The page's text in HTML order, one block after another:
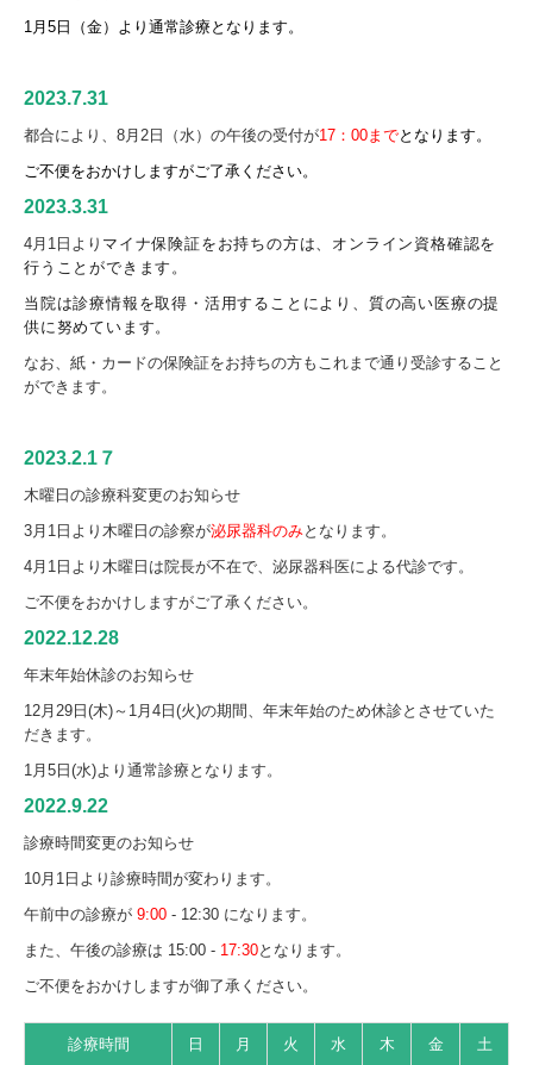
1月5日（金）より通常診療となります。
2023.7.31
都合により、8月2日（水）の午後の受付が17：00までとなります。
ご不便をおかけしますがご了承ください。
2023.3.31
4月1日より マイナ保険証をお持ちの方は、オンライン資格確認を
行うことができます。
当院は診療情報を取得・活用することにより、質の高い医療の提
供に努めています。
なお、紙・カードの保険証をお持ちの方もこれまで通り受診すること
ができます。
2023.2.1７
木曜日の診療科変更のお知らせ
3月1日より木曜日の診察が泌尿器科のみとなります。
4月1日 より木曜日は院長が不在で、泌尿器科医による代診です。
ご不便をおかけしますがご了承ください。
2022.12.28
年末年始休診のお知らせ
12月29日(木)～1月4日(火)の期間、年末年始のため休診とさせていた
だきます。
1月5日(水)より通常診療となります。
2022.9.22
診療時間変更のお知らせ
10月1日より診療時間が変わります。
午前中の診療が 9:00 - 12:30 になります。
また、午後の診療は 15:00 - 17:30となります。
ご不便をおかけしますが御了承ください。
診療時間 日 月 火 水 木 金 土